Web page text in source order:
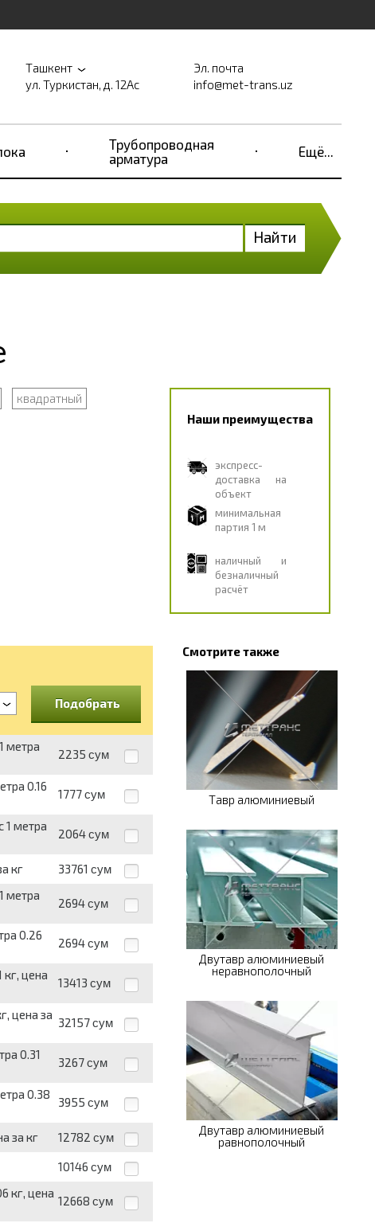
Ташкент
ул. Туркистан, д. 12Ас
Эл. почта
info@met-trans.uz
Трубопроводная
арматура
Ещё...
Найти
квадратный
Наши преимущества
экспресс-
доставка на
объект
минимальная
партия 1 м
наличный и
безналичный
расчёт
Подобрать
метра
2235 сум
0.16
1777 сум
1 метра
2064 сум
кг 33761 сум
метра
2694 сум
0.26
2694 сум
цена
13413 сум
цена за
32157 сум
0.31
3267 сум
0.38
3955 сум
за кг 12782 сум
10146 сум
кг, цена
12668 сум
Смотрите также
Тавр алюминиевый
Двутавр алюминиевый
неравнополочный
Двутавр алюминиевый
равнополочный